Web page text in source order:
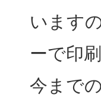
います
ーで印
今まで